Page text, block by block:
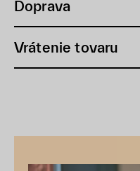
Doprava
Vrátenie tovaru